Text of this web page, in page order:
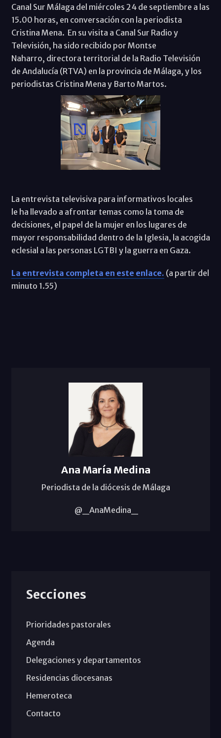
Canal Sur Málaga del miércoles 24 de septiembre a las
15.00 horas, en conversación con la periodista
Cristina Mena. En su visita a Canal Sur Radio y
Televisión, ha sido recibido por Montse
Naharro, directora territorial de la Radio Televisión
de Andalucía (RTVA) en la provincia de Málaga, y los
periodistas Cristina Mena y Barto Martos.
La entrevista televisiva para informativos locales
le ha llevado a afrontar temas como la toma de
decisiones, el papel de la mujer en los lugares de
mayor responsabilidad dentro de la Iglesia, la acogida
eclesial a las personas LGTBI y la guerra en Gaza.
La entrevista completa en este enlace. (a partir del
minuto 1.55)
Ana María Medina
Periodista de la diócesis de Málaga
@_AnaMedina_
Secciones
Prioridades pastorales
Agenda
Delegaciones y departamentos
Residencias diocesanas
Hemeroteca
Contacto